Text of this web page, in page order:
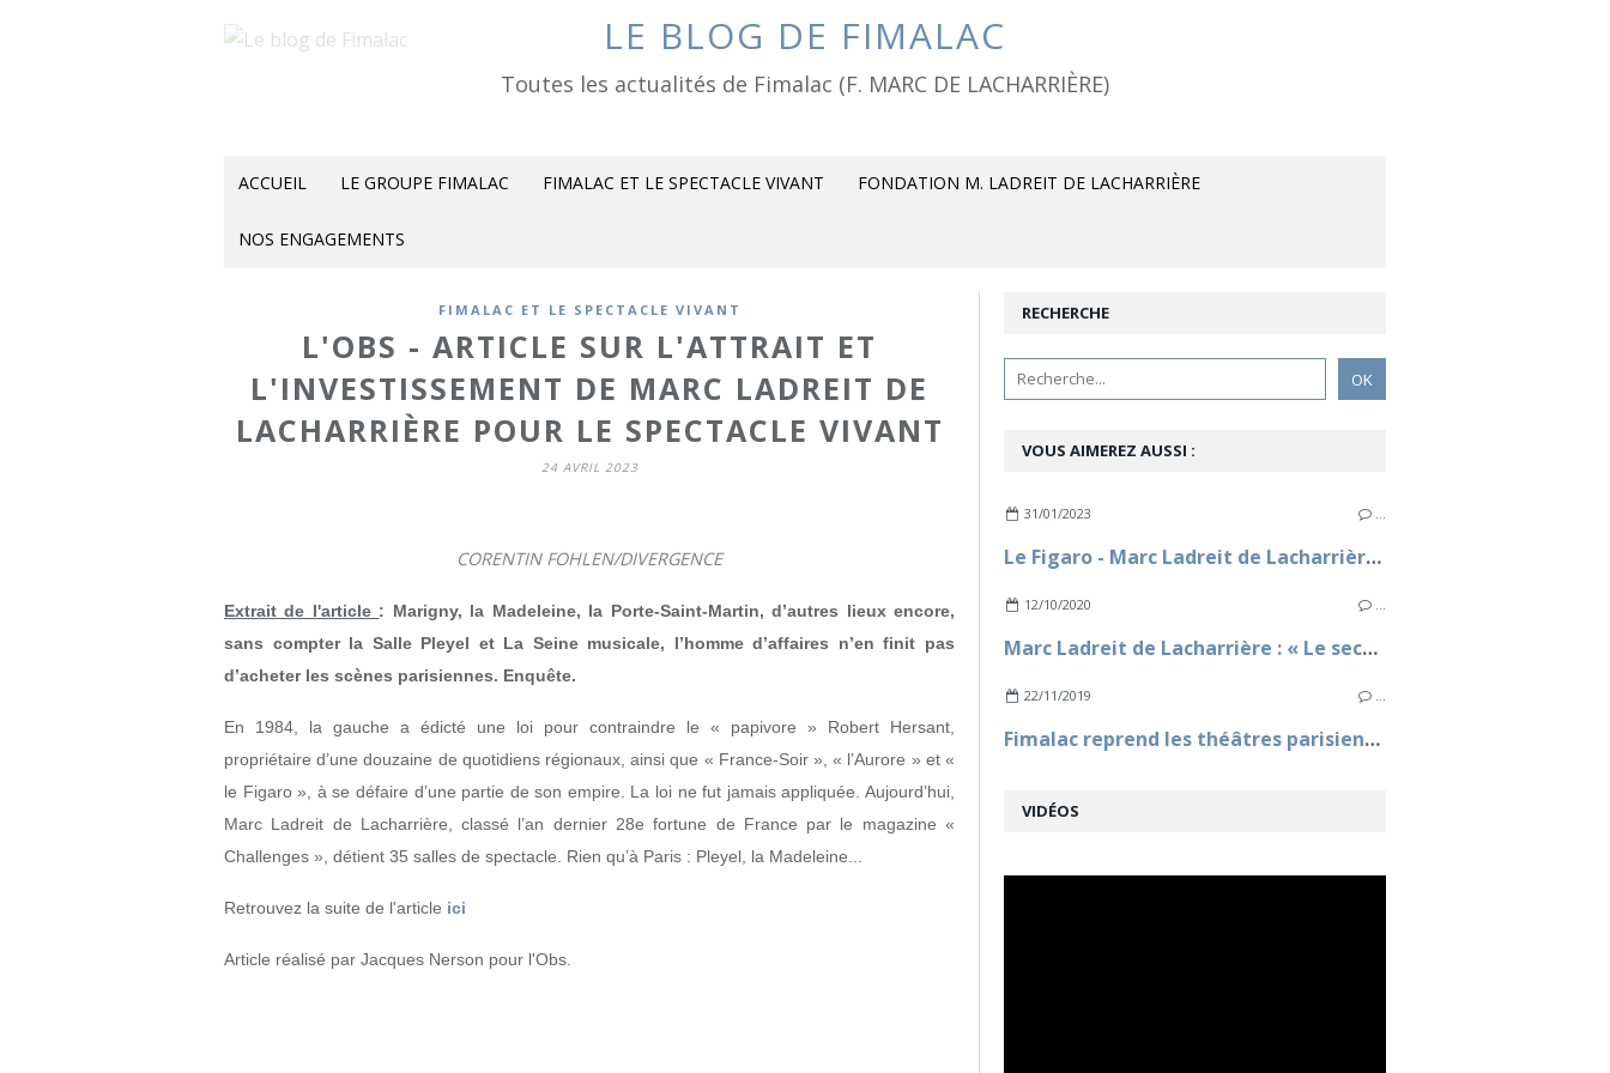
LE BLOG DE FIMALAC
Toutes les actualités de Fimalac (F. MARC DE LACHARRIÈRE)
ACCUEIL LE GROUPE FIMALAC FIMALAC ET LE SPECTACLE VIVANT FONDATION M. LADREIT DE LACHARRIÈRE
NOS ENGAGEMENTS
FIMALAC ET LE SPECTACLE VIVANT
L'OBS - ARTICLE SUR L'ATTRAIT ET
L'INVESTISSEMENT DE MARC LADREIT DE
LACHARRIÈRE POUR LE SPECTACLE VIVANT
24 AVRIL 2023
CORENTIN FOHLEN/DIVERGENCE
Extrait de l'article : Marigny, la Madeleine, la Porte-Saint-Martin, d’autres lieux encore,
sans compter la Salle Pleyel et La Seine musicale, l’homme d’affaires n’en finit pas
d’acheter les scènes parisiennes. Enquête.
En 1984, la gauche a édicté une loi pour contraindre le « papivore » Robert Hersant,
propriétaire d’une douzaine de quotidiens régionaux, ainsi que « France-Soir », « l’Aurore » et «
le Figaro », à se défaire d’une partie de son empire. La loi ne fut jamais appliquée. Aujourd’hui,
Marc Ladreit de Lacharrière, classé l’an dernier 28e fortune de France par le magazine «
Challenges », détient 35 salles de spectacle. Rien qu’à Paris : Pleyel, la Madeleine...
Retrouvez la suite de l'article ici
Article réalisé par Jacques Nerson pour l'Obs.
RECHERCHE
VOUS AIMEREZ AUSSI :
31/01/2023 …
Le Figaro - Marc Ladreit de Lacharrière : «Starmania, une ambition française »
12/10/2020 …
Marc Ladreit de Lacharrière : « Le secteur privé de la culture est gravement fragilisé » - Le Monde
22/11/2019 …
Fimalac reprend les théâtres parisiens de Jacques-Antoine Granjon
VIDÉOS